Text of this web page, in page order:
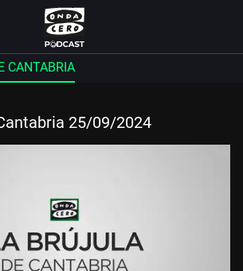
CANTABRIA
25/09/2024